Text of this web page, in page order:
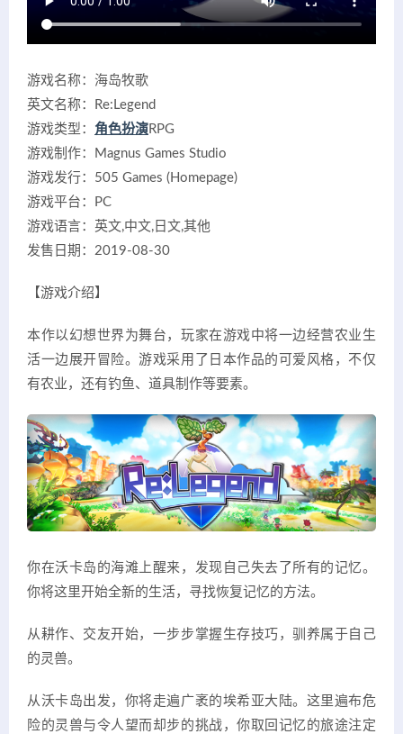
游戏名称：海岛牧歌
英文名称：Re:Legend
游戏类型： 角色扮演RPG
游戏制作：Magnus Games Studio
游戏发行：505 Games (Homepage)
游戏平台：PC
游戏语言：英文,中文,日文,其他
发售日期：2019-08-30
【游戏介绍】
本作以幻想世界为舞台，玩家在游戏中将一边经营农业生
活一边展开冒险。游戏采用了日本作品的可爱风格，不仅
有农业，还有钓鱼、道具制作等要素。
你在沃卡岛的海滩上醒来，发现自己失去了所有的记忆。
你将这里开始全新的生活，寻找恢复记忆的方法。
从耕作、交友开始，一步步掌握生存技巧，驯养属于自己
的灵兽。
从沃卡岛出发，你将走遍广袤的埃希亚大陆。这里遍布危
险的灵兽与令人望而却步的挑战，你取回记忆的旅途注定